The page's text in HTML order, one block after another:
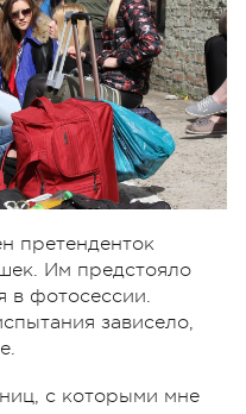
претенденток
Им предстояло
в фотосессии.
зависело,
с которыми мне